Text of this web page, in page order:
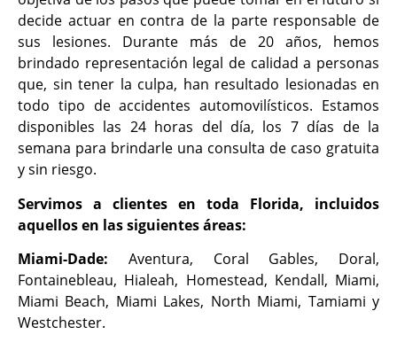
decide actuar en contra de la parte responsable de
sus lesiones. Durante más de 20 años, hemos
brindado representación legal de calidad a personas
que, sin tener la culpa, han resultado lesionadas en
todo tipo de accidentes automovilísticos. Estamos
disponibles las 24 horas del día, los 7 días de la
semana para brindarle una consulta de caso gratuita
y sin riesgo.
Servimos a clientes en toda Florida, incluidos
aquellos en las siguientes áreas:
Miami-Dade:
Aventura, Coral Gables, Doral,
Fontainebleau, Hialeah, Homestead, Kendall, Miami,
Miami Beach, Miami Lakes, North Miami, Tamiami y
Westchester.